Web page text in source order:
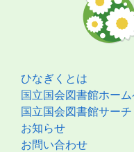
ひなぎくとは
国立国会図書館ホー
国立国会図書館サーチ
お知らせ
お問い合わせ